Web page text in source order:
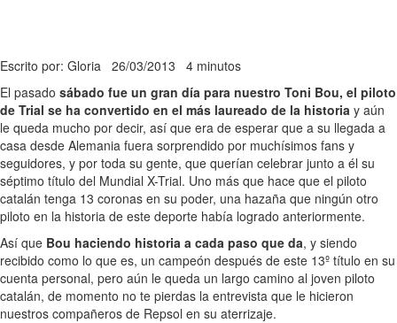
Escrito por: Gloria 26/03/2013 4 minutos
El pasado sábado fue un gran día para nuestro Toni Bou, el piloto
de Trial se ha convertido en el más laureado de la historia y aún
le queda mucho por decir, así que era de esperar que a su llegada a
casa desde Alemania fuera sorprendido por muchísimos fans y
seguidores, y por toda su gente, que querían celebrar junto a él su
séptimo título del Mundial X-Trial. Uno más que hace que el piloto
catalán tenga 13 coronas en su poder, una hazaña que ningún otro
piloto en la historia de este deporte había logrado anteriormente.
Así que Bou haciendo historia a cada paso que da, y siendo
recibido como lo que es, un campeón después de este 13º título en su
cuenta personal, pero aún le queda un largo camino al joven piloto
catalán, de momento no te pierdas la entrevista que le hicieron
nuestros compañeros de Repsol en su aterrizaje.